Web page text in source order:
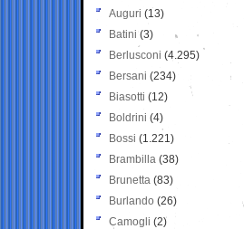
Auguri (13)
Batini (3)
Berlusconi (4.295)
Bersani (234)
Biasotti (12)
Boldrini (4)
Bossi (1.221)
Brambilla (38)
Brunetta (83)
Burlando (26)
Camogli (2)